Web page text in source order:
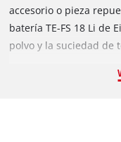
accesorio o pieza
batería TE-FS 18 Li de
polvo y la suciedad de
cambiar fácilmente